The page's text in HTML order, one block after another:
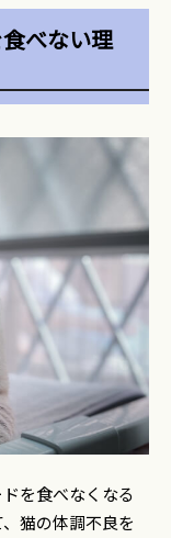
べない理
を食べなくなる
猫の体調不良を